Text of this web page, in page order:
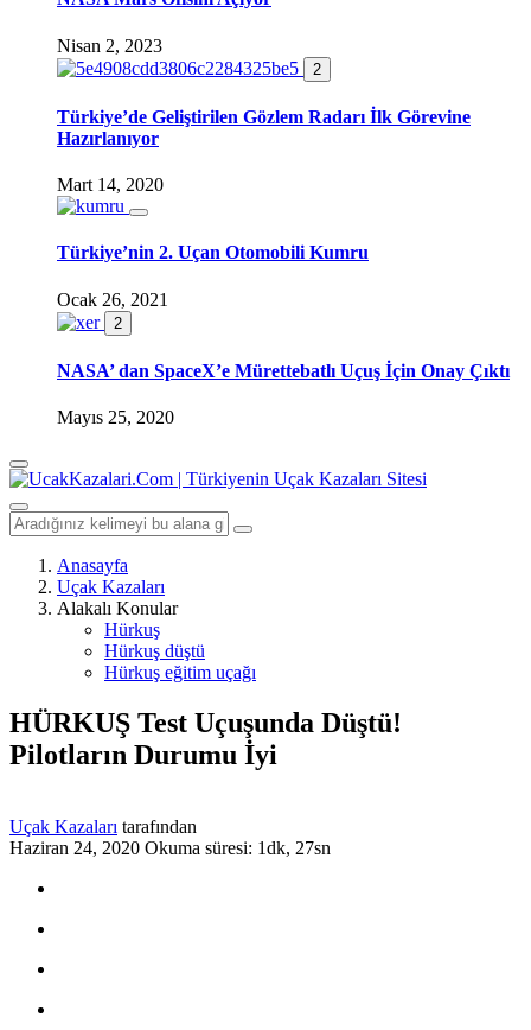
Nisan 2, 2023
2
Türkiye’de Geliştirilen Gözlem Radarı İlk Görevine
Hazırlanıyor
Mart 14, 2020
Türkiye’nin 2. Uçan Otomobili Kumru
Ocak 26, 2021
2
NASA’ dan SpaceX’e Mürettebatlı Uçuş İçin Onay Çıktı
Mayıs 25, 2020
Anasayfa
Uçak Kazaları
Alakalı Konular
Hürkuş
Hürkuş düştü
Hürkuş eğitim uçağı
HÜRKUŞ Test Uçuşunda Düştü!
Pilotların Durumu İyi
Uçak Kazaları tarafından
Haziran 24, 2020 Okuma süresi: 1dk, 27sn